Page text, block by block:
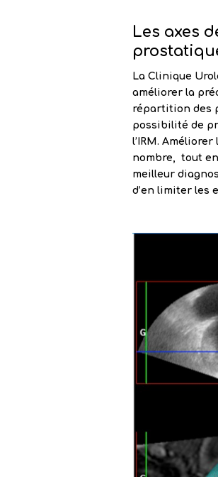
Les axes
La Clinique
améliorer la
répartition des
possibilité de
l’IRM.
nombre, tout
meilleur
d’en limiter les